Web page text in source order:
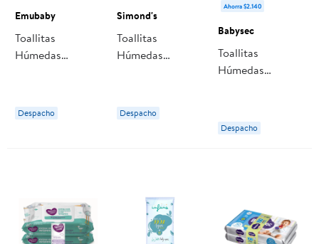
Emubaby
Toallitas
Húmedas
Pack
Despacho
Simond's
Toallitas
Húmedas
Despacho
Ahorra $2.140
Babysec
Toallitas
Húmedas
Pack
Despacho